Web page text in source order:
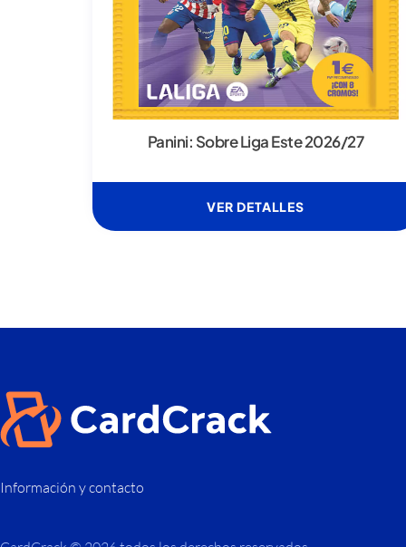
Panini: Sobre Liga Este 2026/27
VER DETALLES
Información y contacto